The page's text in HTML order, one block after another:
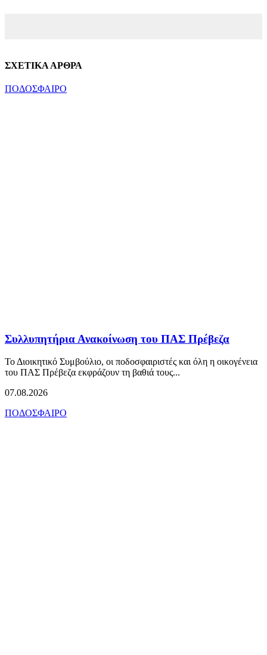
ΣΧΕΤΙΚΑ ΑΡΘΡΑ
ΠΟΔΟΣΦΑΙΡΟ
Συλλυπητήρια Ανακοίνωση του ΠΑΣ Πρέβεζα
Το Διοικητικό Συμβούλιο, οι ποδοσφαιριστές και όλη η οικογένεια
του ΠΑΣ Πρέβεζα εκφράζουν τη βαθιά τους...
07.08.2026
ΠΟΔΟΣΦΑΙΡΟ